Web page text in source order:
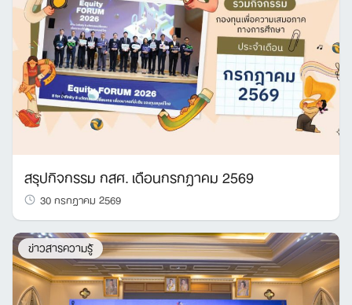
สรุปกิจกรรม กสศ. เดือนกรกฎาคม 2569
30 กรกฎาคม 2569
ข่าวสารความรู้